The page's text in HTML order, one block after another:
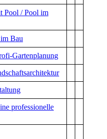
Pool / Pool im
Bau
Gartenplanung
professionelle